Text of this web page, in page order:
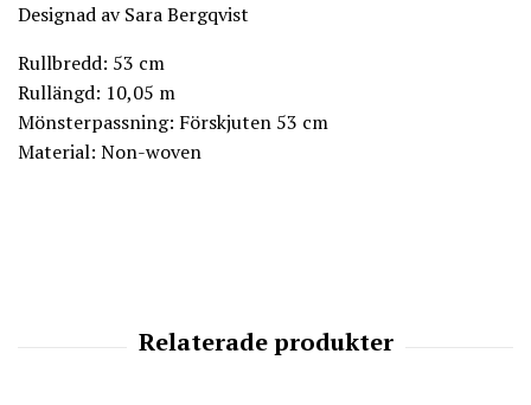
Designad av Sara Bergqvist
Rullbredd: 53 cm
Rullängd: 10,05 m
Mönsterpassning: Förskjuten 53 cm
Material: Non-woven